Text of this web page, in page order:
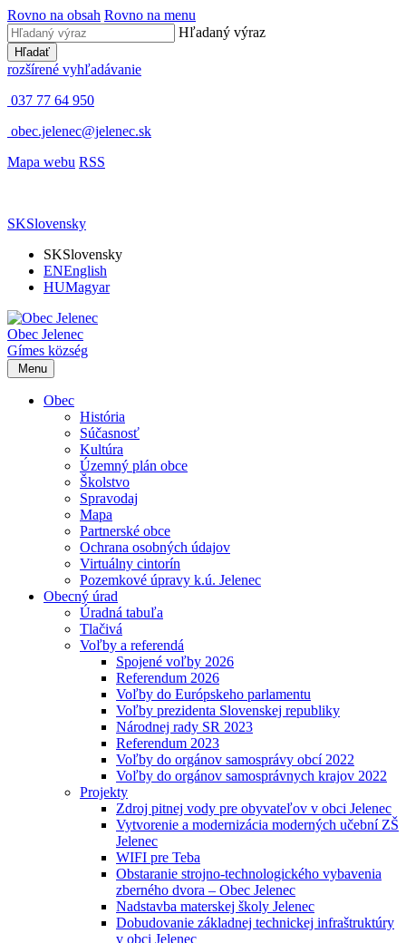
Rovno na obsah Rovno na menu
Hľadaný výraz
Hľadať
rozšírené vyhľadávanie
037 77 64 950
obec.jelenec@jelenec.sk
Mapa webu RSS
SKSlovensky
SKSlovensky
ENEnglish
HUMagyar
Obec Jelenec
Gímes község
Menu
Obec
História
Súčasnosť
Kultúra
Územný plán obce
Školstvo
Spravodaj
Mapa
Partnerské obce
Ochrana osobných údajov
Virtuálny cintorín
Pozemkové úpravy k.ú. Jelenec
Obecný úrad
Úradná tabuľa
Tlačivá
Voľby a referendá
Spojené voľby 2026
Referendum 2026
Voľby do Európskeho parlamentu
Voľby prezidenta Slovenskej republiky
Národnej rady SR 2023
Referendum 2023
Voľby do orgánov samosprávy obcí 2022
Voľby do orgánov samosprávnych krajov 2022
Projekty
Zdroj pitnej vody pre obyvateľov v obci Jelenec
Vytvorenie a modernizácia moderných učební ZŠ
Jelenec
WIFI pre Teba
Obstaranie strojno-technologického vybavenia
zberného dvora – Obec Jelenec
Nadstavba materskej školy Jelenec
Dobudovanie základnej technickej infraštruktúry
v obci Jelenec